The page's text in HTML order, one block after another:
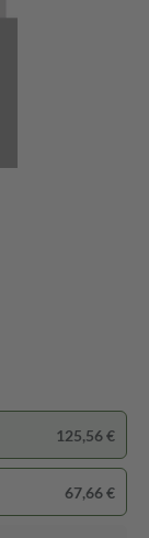
125,56 €
67,66 €